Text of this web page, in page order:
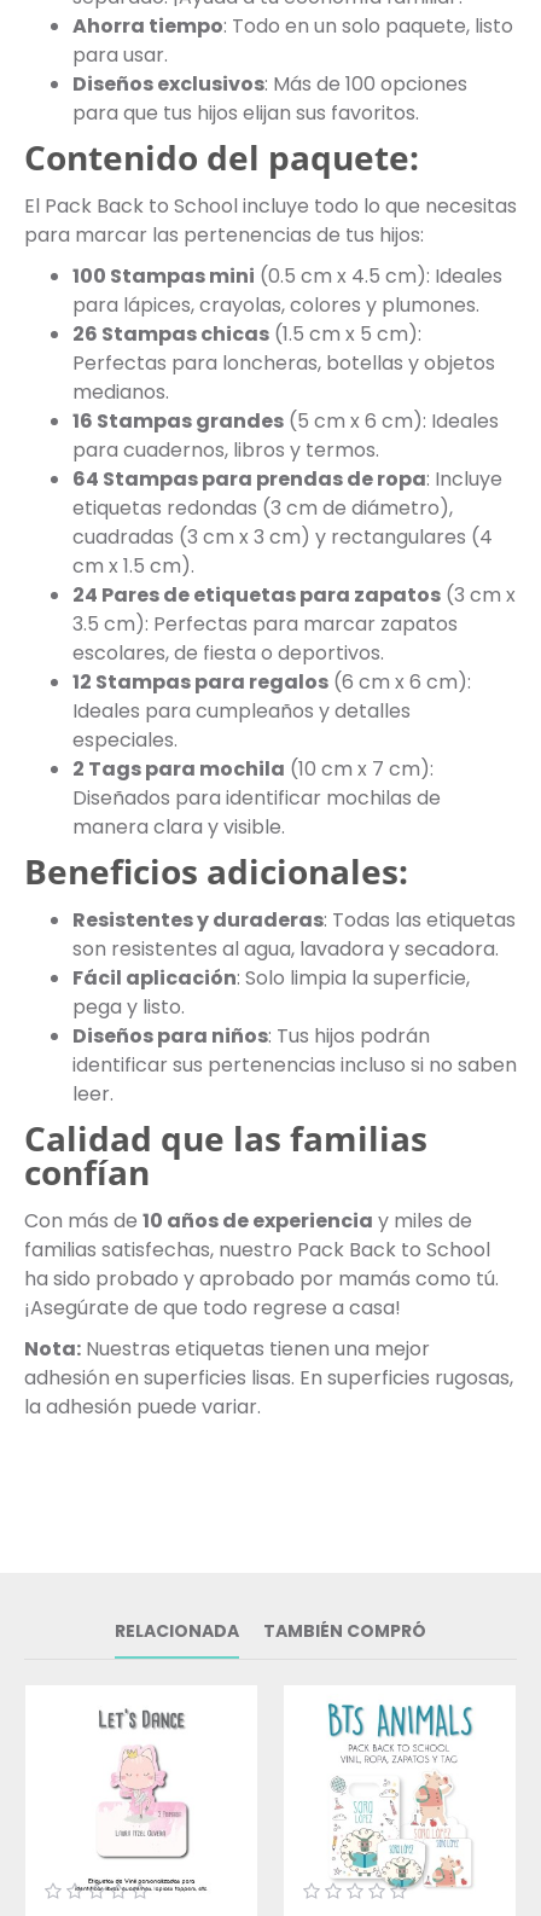
Ahorra tiempo: Todo en un solo paquete, listo
para usar.
Diseños exclusivos: Más de 100 opciones
para que tus hijos elijan sus favoritos.
Contenido del paquete:
El Pack Back to School incluye todo lo que necesitas
para marcar las pertenencias de tus hijos:
100 Stampas mini (0.5 cm x 4.5 cm): Ideales
para lápices, crayolas, colores y plumones.
26 Stampas chicas (1.5 cm x 5 cm):
Perfectas para loncheras, botellas y objetos
medianos.
16 Stampas grandes (5 cm x 6 cm): Ideales
para cuadernos, libros y termos.
64 Stampas para prendas de ropa: Incluye
etiquetas redondas (3 cm de diámetro),
cuadradas (3 cm x 3 cm) y rectangulares (4
cm x 1.5 cm).
24 Pares de etiquetas para zapatos (3 cm x
3.5 cm): Perfectas para marcar zapatos
escolares, de fiesta o deportivos.
12 Stampas para regalos (6 cm x 6 cm):
Ideales para cumpleaños y detalles
especiales.
2 Tags para mochila (10 cm x 7 cm):
Diseñados para identificar mochilas de
manera clara y visible.
Beneficios adicionales:
Resistentes y duraderas: Todas las etiquetas
son resistentes al agua, lavadora y secadora.
Fácil aplicación: Solo limpia la superficie,
pega y listo.
Diseños para niños: Tus hijos podrán
identificar sus pertenencias incluso si no saben
leer.
Calidad que las familias
confían
Con más de 10 años de experiencia y miles de
familias satisfechas, nuestro Pack Back to School
ha sido probado y aprobado por mamás como tú.
¡Asegúrate de que todo regrese a casa!
Nota: Nuestras etiquetas tienen una mejor
adhesión en superficies lisas. En superficies rugosas,
la adhesión puede variar.
RELACIONADA TAMBIÉN COMPRÓ